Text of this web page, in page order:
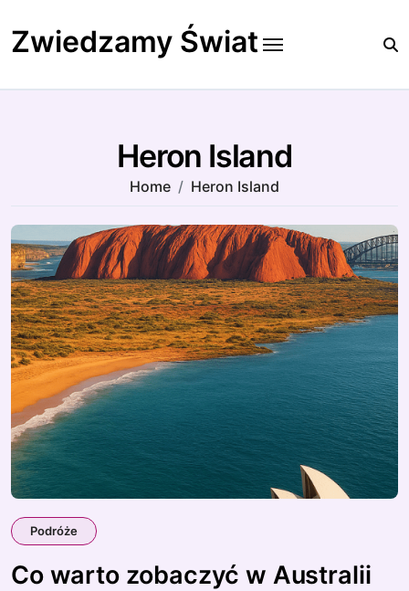
to
content
Zwiedzamy Świat
Heron Island
Home Heron Island
Podróże
Co warto zobaczyć w Australii